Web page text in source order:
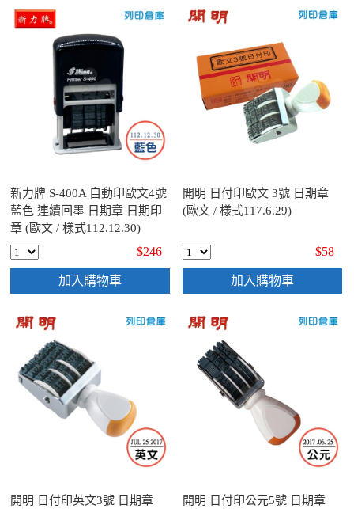
新力牌 S-400A 自動印歐文4號
藍色 連續回墨 日期章 日期印
章 (歐文 / 樣式112.12.30)
$246
加入購物車
開明 日付印歐文 3號 日期章
(歐文 / 樣式117.6.29)
$58
加入購物車
開明 日付印英文3號 日期章
開明 日付印公元5號 日期章